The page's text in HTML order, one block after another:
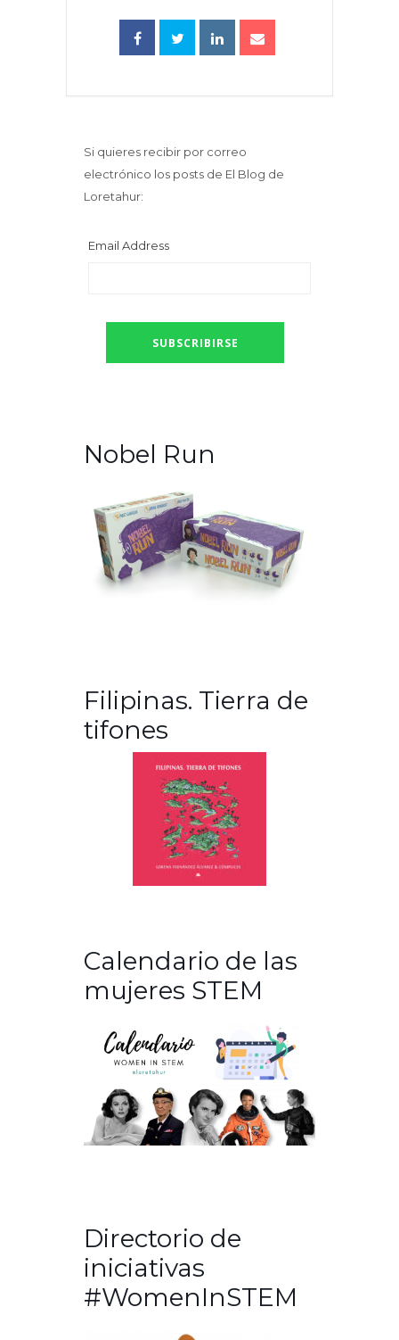
Si quieres recibir por correo
electrónico los posts de El Blog de
Loretahur:
Email Address
Nobel Run
Filipinas. Tierra de
tifones
Calendario de las
mujeres STEM
Directorio de
iniciativas
#WomenInSTEM